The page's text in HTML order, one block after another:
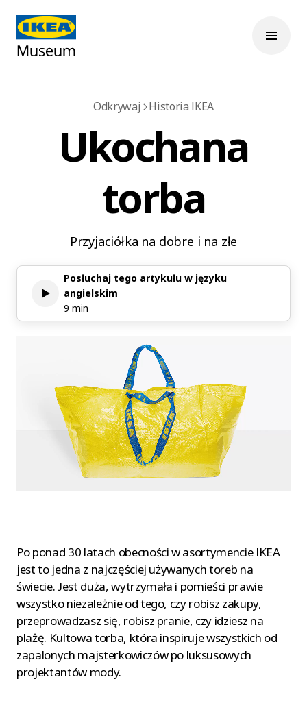
Odkrywaj Historia IKEA
Ukochana
torba
Przyjaciółka na dobre i na złe
Posłuchaj tego artykułu w języku
angielskim
9 min
Po ponad 30 latach obecności w asortymencie IKEA
jest to jedna z najczęściej używanych toreb na
świecie. Jest duża, wytrzymała i pomieści prawie
wszystko niezależnie od tego, czy robisz zakupy,
przeprowadzasz się, robisz pranie, czy idziesz na
plażę. Kultowa torba, która inspiruje wszystkich od
zapalonych majsterkowiczów po luksusowych
projektantów mody.